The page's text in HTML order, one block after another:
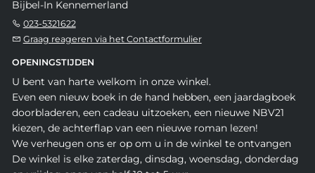
Bijbel-In Kennemerland
023-5321622
Graag reageren via het Contactformulier
OPENINGSTIJDEN
U bent van harte welkom in onze winkel.
Even een nieuw boek in de hand hebben, een jaardagboek
doorbladeren, een cadeau uitzoeken, een nieuwe NBV21
kiezen, de achterflap van een nieuwe roman lezen!
We verheugen ons er op om u in de winkel te ontvangen
De winkel is elke zaterdag, dinsdag, woensdag, donderdag